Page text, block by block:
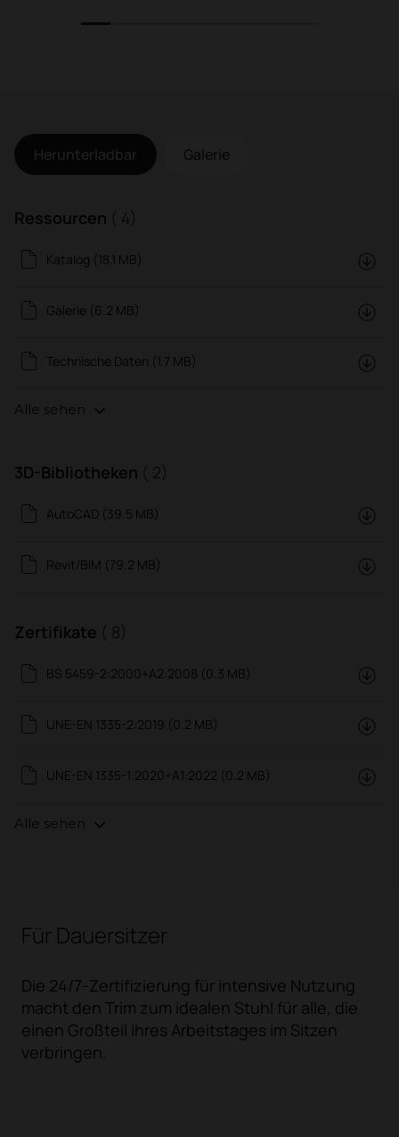
Herunterladbar Galerie
Ressourcen ( 4)
Katalog (18.1 MB)
Galerie (6.2 MB)
Technische Daten (1.7 MB)
Alle sehen
3D-Bibliotheken ( 2)
AutoCAD (39.5 MB)
Revit/BIM (79.2 MB)
Zertifikate ( 8)
BS 5459-2:2000+A2:2008 (0.3 MB)
UNE-EN 1335-2:2019 (0.2 MB)
UNE-EN 1335-1:2020+A1:2022 (0.2 MB)
Alle sehen
Für Dauersitzer
Die 24/7-Zertifizierung für intensive Nutzung
macht den Trim zum idealen Stuhl für alle, die
einen Großteil ihres Arbeitstages im Sitzen
verbringen.